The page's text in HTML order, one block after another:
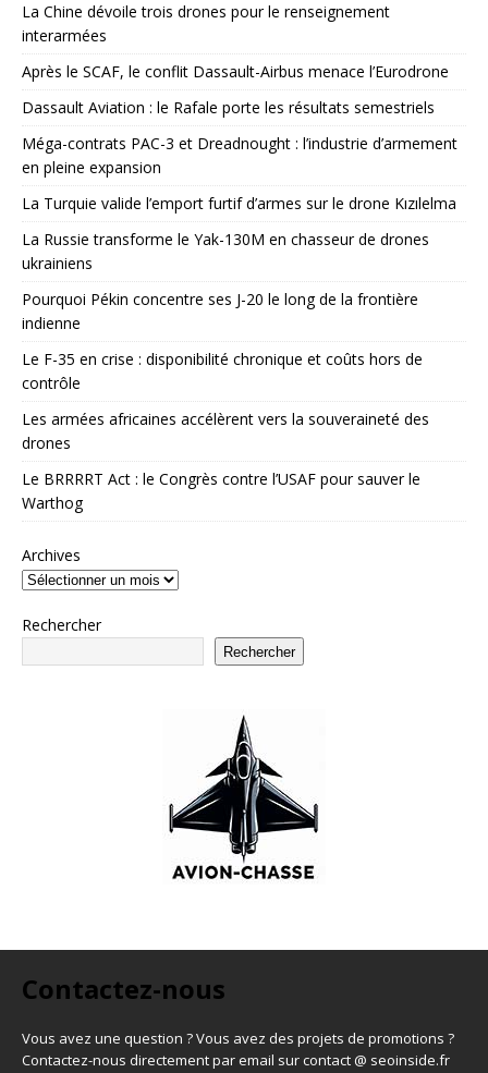
La Chine dévoile trois drones pour le renseignement
interarmées
Après le SCAF, le conflit Dassault-Airbus menace l’Eurodrone
Dassault Aviation : le Rafale porte les résultats semestriels
Méga-contrats PAC-3 et Dreadnought : l’industrie d’armement
en pleine expansion
La Turquie valide l’emport furtif d’armes sur le drone Kızılelma
La Russie transforme le Yak-130M en chasseur de drones
ukrainiens
Pourquoi Pékin concentre ses J-20 le long de la frontière
indienne
Le F-35 en crise : disponibilité chronique et coûts hors de
contrôle
Les armées africaines accélèrent vers la souveraineté des
drones
Le BRRRRT Act : le Congrès contre l’USAF pour sauver le
Warthog
Archives
Rechercher
Rechercher
Contactez-nous
Vous avez une question ? Vous avez des projets de promotions ?
Contactez-nous directement par email sur contact @ seoinside.fr